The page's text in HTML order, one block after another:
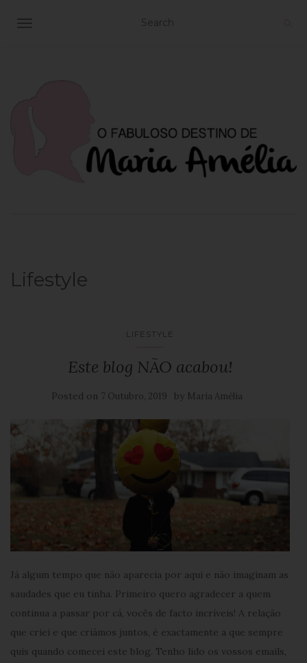
TOGGLE NAVIGATION
Lifestyle
LIFESTYLE
Este blog NÃO acabou!
Posted on 7 Outubro, 2019 by Maria Amélia
Já algum tempo que não aparecia por aqui e não imaginam as
saudades que eu tinha. Primeiro quero agradecer a quem
continua a passar por cá, vocês de facto incríveis! A relação
que criei e que criámos juntos, é exactamente a que sempre
quis quando comecei este blog. Tenho lido os vossos emails,